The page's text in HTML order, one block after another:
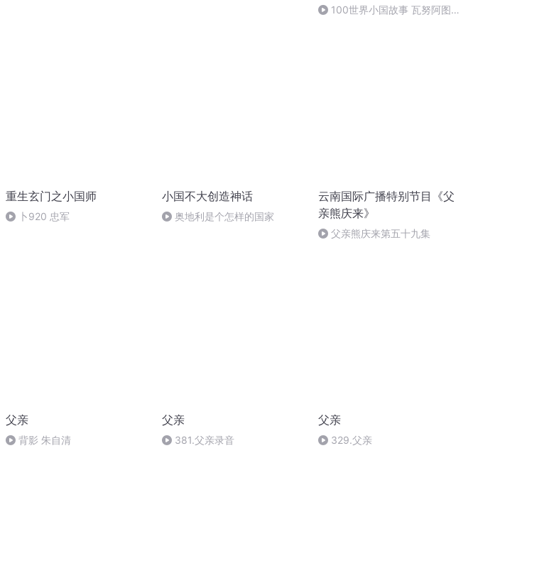
100世界小国故事 瓦努阿图
重生玄门之小国师
卜920 忠军
小国不大创造神话
奥地利是个怎样的国家
云南国际广播特别节目《父
亲熊庆来》
父亲熊庆来第五十九集
父亲
背影 朱自清
父亲
381.父亲录音
父亲
329.父亲